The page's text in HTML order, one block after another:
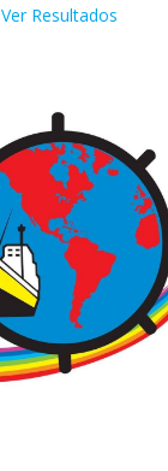
Ver Resultados